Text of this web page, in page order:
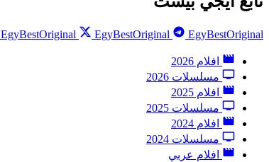
EgyBestOriginal EgyBestOriginal EgyBestOriginal
افلام 2026
مسلسلات 2026
افلام 2025
مسلسلات 2025
افلام 2024
مسلسلات 2024
افلام عربي